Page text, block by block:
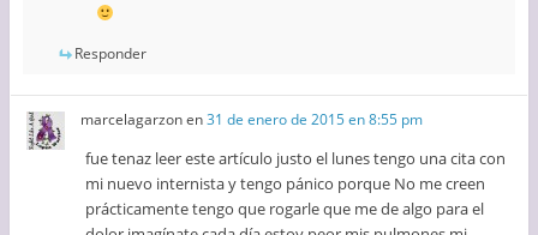
Responder
marcelagarzonen31 de enero de 2015 en 8:55 pm
fue tenaz leer este artículo justo el lunes tengo una cita con
mi nuevo internista y tengo pánico porque No me creen
prácticamente tengo que rogarle que me de algo para el